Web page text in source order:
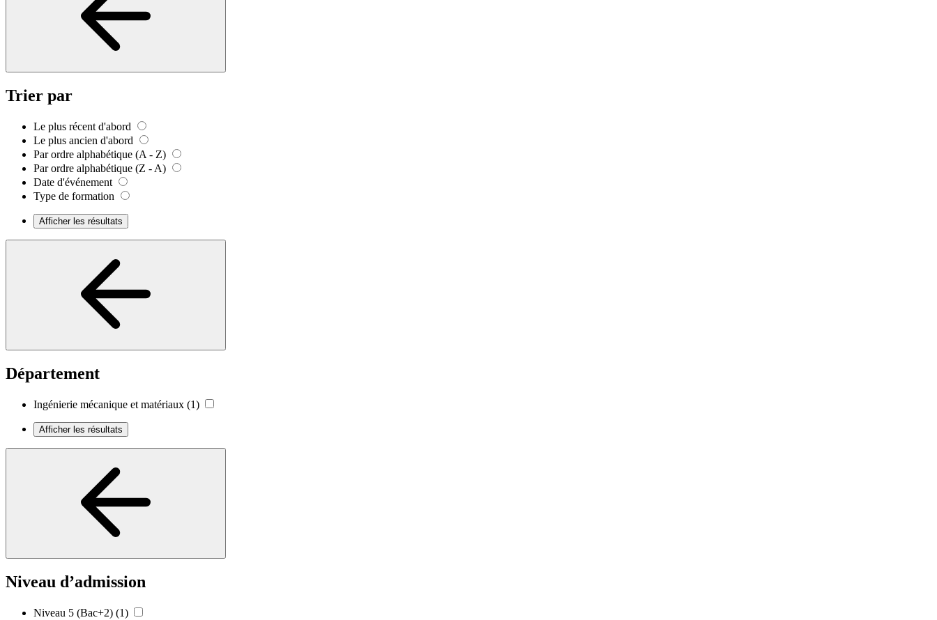
Trier par
Le plus récent d'abord
Le plus ancien d'abord
Par ordre alphabétique (A - Z)
Par ordre alphabétique (Z - A)
Date d'événement
Type de formation
Afficher les résultats
Département
Ingénierie mécanique et matériaux (1)
Afficher les résultats
Niveau d’admission
Niveau 5 (Bac+2) (1)